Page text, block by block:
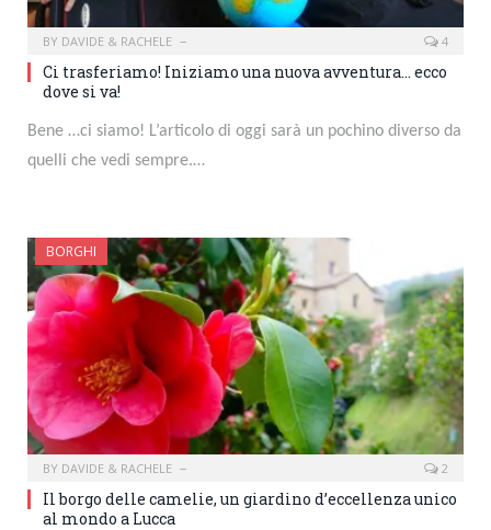
BY DAVIDE & RACHELE 4
Ci trasferiamo! Iniziamo una nuova avventura… ecco
dove si va!
Bene …ci siamo! L’articolo di oggi sarà un pochino diverso da
quelli che vedi sempre.…
BORGHI
BY DAVIDE & RACHELE 2
Il borgo delle camelie, un giardino d’eccellenza unico
al mondo a Lucca